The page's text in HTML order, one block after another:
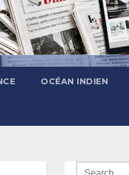
OCÉAN INDIEN